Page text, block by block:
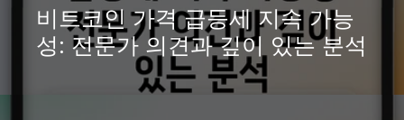
비트코인 가격 급등세 지속 가능
성: 전문가 의견과 깊이 있는 분석